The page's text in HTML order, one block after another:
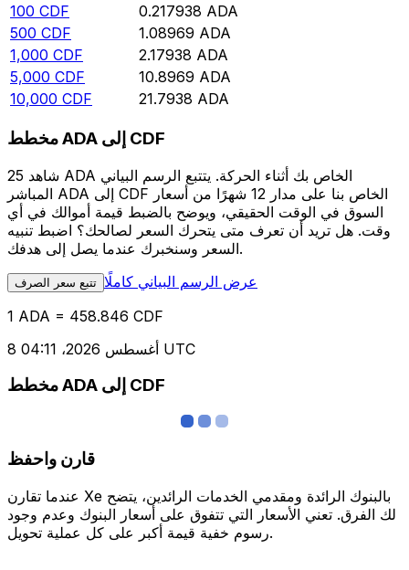
100 CDF 0.217938 ADA
500 CDF 1.08969 ADA
1,000 CDF 2.17938 ADA
5,000 CDF 10.8969 ADA
10,000 CDF 21.7938 ADA
مخطط ADA إلى CDF
شاهد 25 ADA الخاص بك أثناء الحركة. يتتبع الرسم البياني
المباشر ADA إلى CDF الخاص بنا على مدار 12 شهرًا من أسعار
السوق في الوقت الحقيقي، ويوضح بالضبط قيمة أموالك في أي
وقت. هل تريد أن تعرف متى يتحرك السعر لصالحك؟ اضبط تنبيه
السعر وسنخبرك عندما يصل إلى هدفك.
تتبع سعر الصرف عرض الرسم البياني كاملًا
1 ADA = 458.846 CDF
8 أغسطس 2026، 04:11 UTC
مخطط ADA إلى CDF
قارن واحفظ
عندما تقارن Xe بالبنوك الرائدة ومقدمي الخدمات الرائدين، يتضح
لك الفرق. تعني الأسعار التي تتفوق على أسعار البنوك وعدم وجود
رسوم خفية قيمة أكبر على كل عملية تحويل.